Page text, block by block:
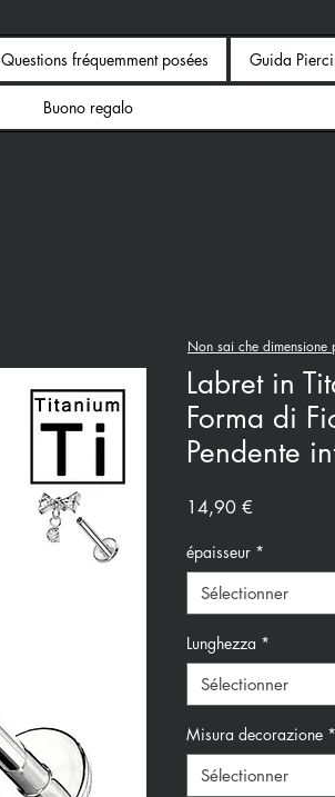
Questions fréquemment posées Guida
Buono regalo
Labret in
Forma di
Pendente
14,90 €
épaisseur *
Sélectionner
Lunghezza *
Sélectionner
Misura decorazione *
Sélectionner
Non sai che